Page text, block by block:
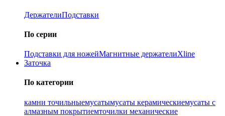
ДержателиПодставки
По серии
Подставки для ножейМагнитные держателиXline
Заточка
По категории
камни точильныемусатымусаты керамическиемусаты с
алмазным покрытиемточилки механические